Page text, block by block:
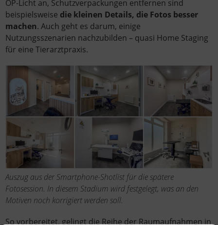
OP-Licht an, Schutzverpackungen entfernen sind
beispielsweise die kleinen Details, die Fotos besser
machen. Auch geht es darum, einige
Nutzungsszenarien nachzubilden – quasi Home Staging
für eine Tierarztpraxis.
Auszug aus der Smartphone-Shotlist für die spätere
Fotosession. In diesem Stadium wird festgelegt, was an den
Motiven noch korrigiert werden soll.
So vorbereitet, gelingt die Reihe der Raumaufnahmen in